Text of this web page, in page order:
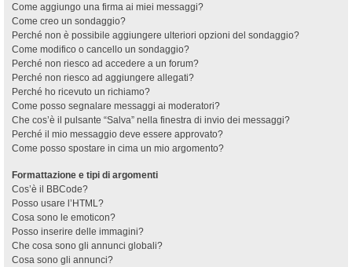
Come aggiungo una firma ai miei messaggi?
Come creo un sondaggio?
Perché non è possibile aggiungere ulteriori opzioni del sondaggio?
Come modifico o cancello un sondaggio?
Perché non riesco ad accedere a un forum?
Perché non riesco ad aggiungere allegati?
Perché ho ricevuto un richiamo?
Come posso segnalare messaggi ai moderatori?
Che cos’è il pulsante “Salva” nella finestra di invio dei messaggi?
Perché il mio messaggio deve essere approvato?
Come posso spostare in cima un mio argomento?
Formattazione e tipi di argomenti
Cos’è il BBCode?
Posso usare l’HTML?
Cosa sono le emoticon?
Posso inserire delle immagini?
Che cosa sono gli annunci globali?
Cosa sono gli annunci?